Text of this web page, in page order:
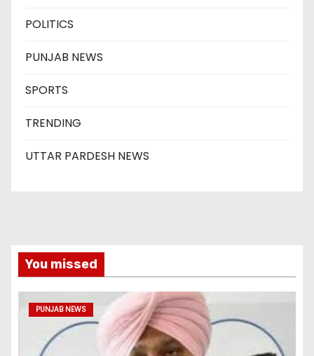
POLITICS
PUNJAB NEWS
SPORTS
TRENDING
UTTAR PARDESH NEWS
You missed
PUNJAB NEWS